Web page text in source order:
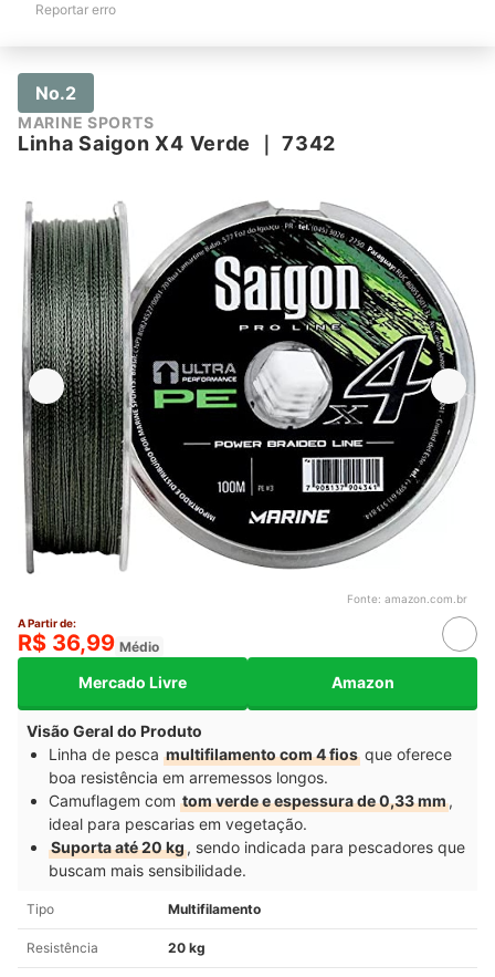
Reportar erro
No.2
MARINE SPORTS
Linha Saigon X4 Verde ｜7342
Fonte: amazon.com.br
A Partir de:
R$ 36,99 Médio
Mercado Livre Amazon
Visão Geral do Produto
Linha de pesca multifilamento com 4 fios que oferece
boa resistência em arremessos longos.
Camuflagem com tom verde e espessura de 0,33 mm,
ideal para pescarias em vegetação.
Suporta até 20 kg, sendo indicada para pescadores que
buscam mais sensibilidade.
Tipo Multifilamento
Resistência 20 kg